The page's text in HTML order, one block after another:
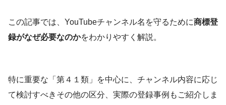
この記事では、YouTubeチャンネル名を守るために商標登
録がなぜ必要なのかをわかりやすく解説。
特に重要な「第４１類」を中心に、チャンネル内容に応じ
て検討すべきその他の区分、実際の登録事例もご紹介しま